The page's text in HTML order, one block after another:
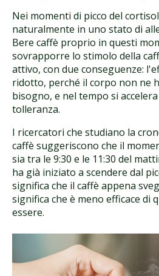
Nei momenti di picco del
naturalmente in uno stato di
Bere caffè proprio in questi
sovrapporre lo stimolo della
attivo, con due conseguenze:
ridotto, perché il corpo non ne
bisogno, e nel tempo si
tolleranza.
I ricercatori che studiano la
caffè suggeriscono che il
sia tra le 9:30 e le 11:30 del
ha già iniziato a scendere dal
significa che il caffè appena
significa che è meno efficace di
essere.